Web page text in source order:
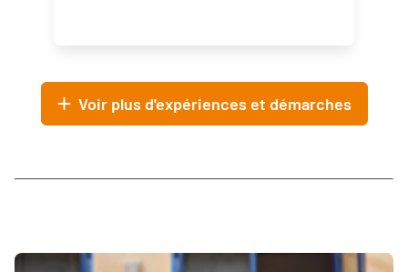
Voir plus d'expériences et démarches